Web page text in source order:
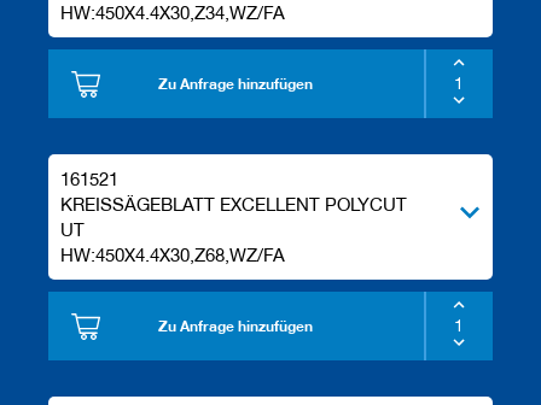
HW:450X4.4X30,Z34,WZ/FA
Zu Anfrage hinzufügen
161521
KREISSÄGEBLATT EXCELLENT POLYCUT
UT
HW:450X4.4X30,Z68,WZ/FA
Zu Anfrage hinzufügen